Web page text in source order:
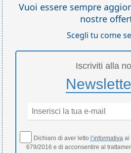
Vuoi essere sempre
nostre
Scegli tu come
Iscriviti alla
Dichiaro di aver letto l’informativa ai
679/2016 e di acconsentire al